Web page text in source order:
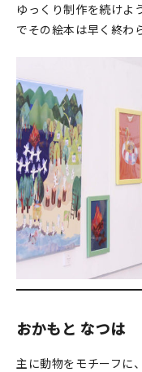
ゆっくり制作を続けよ
でその絵本は早く終わ
おかもと なつは
主に動物をモチーフに